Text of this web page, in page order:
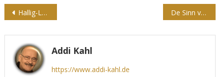
Beitragsnavigation
Hallig-Leven De Sinn vun ‘t Leven
Addi Kahl
https://www.addi-kahl.de